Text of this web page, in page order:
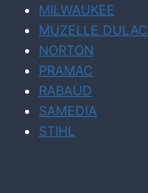
MILWAUKEE
MUZELLE DULAC
NORTON
PRAMAC
RABAUD
SAMEDIA
STIHL